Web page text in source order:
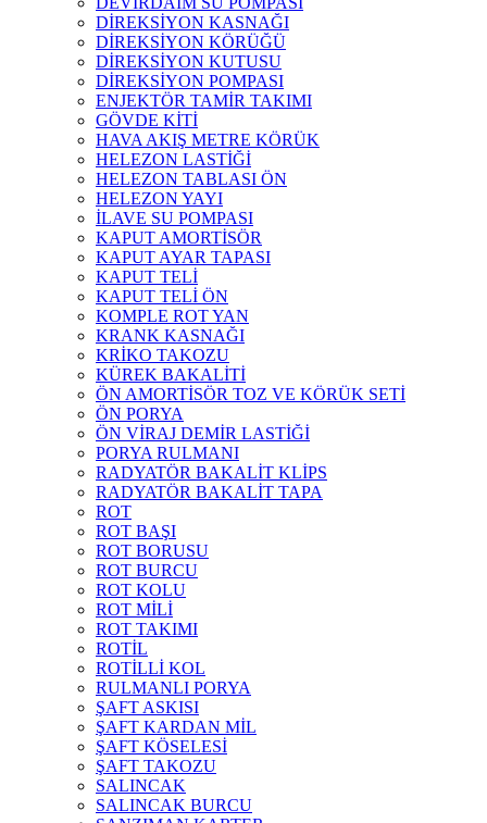
DİREKSİYON KASNAĞI
DİREKSİYON KÖRÜĞÜ
DİREKSİYON KUTUSU
DİREKSİYON POMPASI
ENJEKTÖR TAMİR TAKIMI
GÖVDE KİTİ
HAVA AKIŞ METRE KÖRÜK
HELEZON LASTİĞİ
HELEZON TABLASI ÖN
HELEZON YAYI
İLAVE SU POMPASI
KAPUT AMORTİSÖR
KAPUT AYAR TAPASI
KAPUT TELİ
KAPUT TELİ ÖN
KOMPLE ROT YAN
KRANK KASNAĞI
KRİKO TAKOZU
KÜREK BAKALİTİ
ÖN AMORTİSÖR TOZ VE KÖRÜK SETİ
ÖN PORYA
ÖN VİRAJ DEMİR LASTİĞİ
PORYA RULMANI
RADYATÖR BAKALİT KLİPS
RADYATÖR BAKALİT TAPA
ROT
ROT BAŞI
ROT BORUSU
ROT BURCU
ROT KOLU
ROT MİLİ
ROT TAKIMI
ROTİL
ROTİLLİ KOL
RULMANLI PORYA
ŞAFT ASKISI
ŞAFT KARDAN MİL
ŞAFT KÖSELESİ
ŞAFT TAKOZU
SALINCAK
SALINCAK BURCU